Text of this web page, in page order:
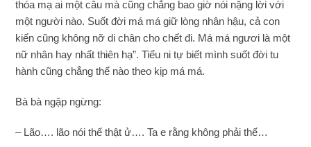
thóa mạ ai một câu mà cũng chẳng bao giờ nói nặng lời với
một người nào. Suốt đời má má giữ lòng nhân hậu, cả con
kiến cũng không nỡ di chân cho chết đi. Má má ngươi là một
nữ nhân hay nhất thiên hạ”. Tiểu ni tự biết mình suốt đời tu
hành cũng chẳng thể nào theo kịp má má.
Bà bà ngập ngừng:
– Lão…. lão nói thế thật ử…. Ta e rằng không phải thế…